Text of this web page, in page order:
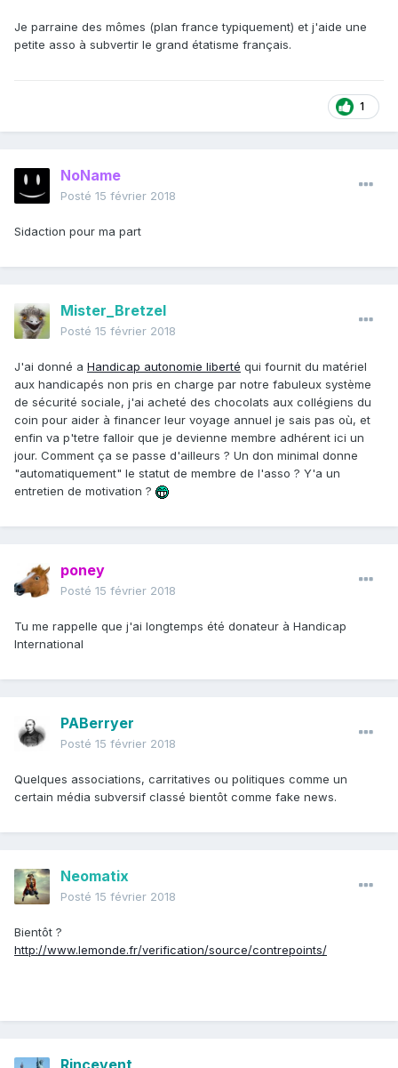
Je parraine des mômes (plan france typiquement) et j'aide une
petite asso à subvertir le grand étatisme français.
1
NoName
Posté 15 février 2018
Sidaction pour ma part
Mister_Bretzel
Posté 15 février 2018
J'ai donné a Handicap autonomie liberté qui fournit du matériel
aux handicapés non pris en charge par notre fabuleux système
de sécurité sociale, j'ai acheté des chocolats aux collégiens du
coin pour aider à financer leur voyage annuel je sais pas où, et
enfin va p'tetre falloir que je devienne membre adhérent ici un
jour. Comment ça se passe d'ailleurs ? Un don minimal donne
"automatiquement" le statut de membre de l'asso ? Y'a un
entretien de motivation ?
poney
Posté 15 février 2018
Tu me rappelle que j'ai longtemps été donateur à Handicap
International
PABerryer
Posté 15 février 2018
Quelques associations, carritatives ou politiques comme un
certain média subversif classé bientôt comme fake news.
Neomatix
Posté 15 février 2018
Bientôt ?
http://www.lemonde.fr/verification/source/contrepoints/